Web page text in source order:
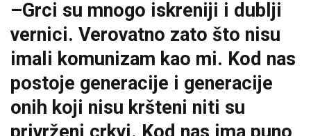
–Grci su mnogo iskreniji i dublji
vernici. Verovatno zato što nisu
imali komunizam kao mi. Kod nas
postoje generacije i generacije
onih koji nisu kršteni niti su